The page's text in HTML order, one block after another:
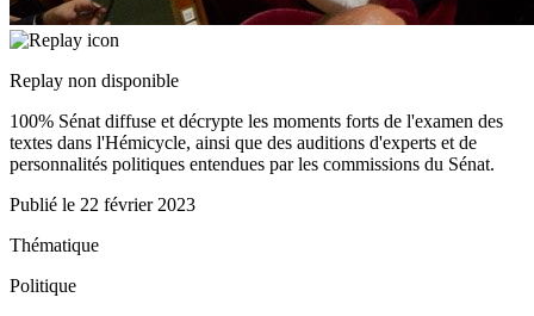
Replay non disponible
100% Sénat diffuse et décrypte les moments forts de l'examen des
textes dans l'Hémicycle, ainsi que des auditions d'experts et de
personnalités politiques entendues par les commissions du Sénat.
Publié le 22 février 2023
Thématique
Politique